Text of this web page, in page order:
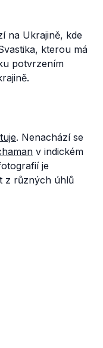
na Ukrajině, kde
kterou má
potvrzením
. Nenachází se
v indickém
je
z různých úhlů